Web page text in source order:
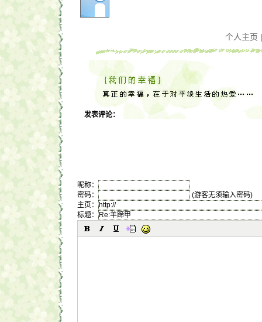
个人主页
发表评论：
昵称：
密码：
(游客无须输入密码)
主页：
标题：